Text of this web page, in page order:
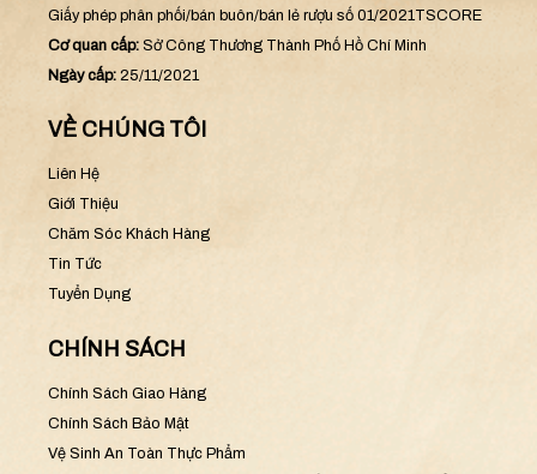
Giấy phép phân phối/bán buôn/bán lẻ rượu số 01/2021TSCORE
Cơ quan cấp: Sở Công Thương Thành Phố Hồ Chí Minh
Ngày cấp: 25/11/2021
VỀ CHÚNG TÔI
Liên Hệ
Giới Thiệu
Chăm Sóc Khách Hàng
Tin Tức
Tuyển Dụng
CHÍNH SÁCH
Chính Sách Giao Hàng
Chính Sách Bảo Mật
Vệ Sinh An Toàn Thực Phẩm